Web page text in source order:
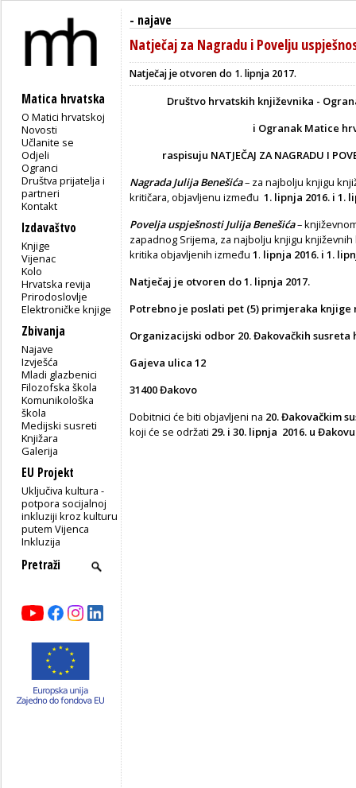
Matica hrvatska
O Matici hrvatskoj
Novosti
Učlanite se
Odjeli
Ogranci
Društva prijatelja i
partneri
Kontakt
Izdavaštvo
Knjige
Vijenac
Kolo
Hrvatska revija
Prirodoslovlje
Elektroničke knjige
Zbivanja
Najave
Izvješća
Mladi glazbenici
Filozofska škola
Komunikološka
škola
Medijski susreti
Knjižara
Galerija
EU Projekt
Uključiva kultura -
potpora socijalnoj
inkluziji kroz kulturu
putem Vijenca
Inkluzija
- najave
Natječaj za Nagradu i Povelju
Natječaj je otvoren do 1. lipnja 2017.
Društvo hrvatskih književnika -
i Ogranak Matice
raspisuju NATJEČAJ ZA NAGRADU I
Nagrada Julija Benešića– za najbolju knjigu
kritičara, objavljenu između 1. lipnja 2016. i 1.
Povelja uspješnosti Julija Benešića–
zapadnog Srijema, za najbolju knjigu
kritika objavljenih između 1. lipnja 2016. i 1.
Natječaj je otvoren do 1. lipnja 2017.
Potrebno je poslati pet (5) primjeraka knjige
Organizacijski odbor 20. Đakovačkih
Gajeva ulica 12
31400 Đakovo
Dobitnici će biti objavljeni na 20. Đakovačkim
koji će se održati 29. i 30. lipnja 2016. u